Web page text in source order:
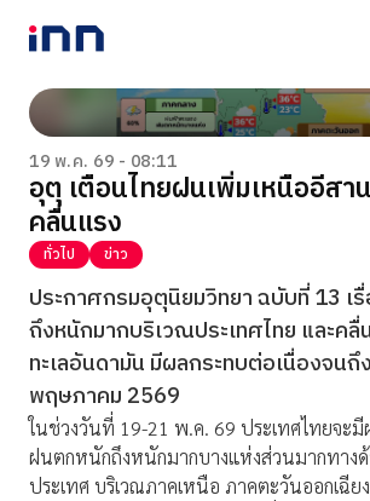
NEWS
ENTERTAINMENT
LIFESTYLE
HOROSCOPE
LOTTERY
VIDEO
ร่วมด้วยช่วยกัน
19 พ.ค. 69 - 08:11
อุตุ เตือนไทยฝนเพิ่มเหนืออีสา
คลื่นแรง
ทั่วไป ข่าว
ประกาศกรมอุตุนิยมวิทยา ฉบับที่ 13 เ
ถึงหนักมากบริเวณประเทศไทย และค
ทะเลอันดามัน มีผลกระทบต่อเนื่องจน
พฤษภาคม 2569
ในช่วงวันที่ 19-21 พ.ค. 69 ประเทศไทยจะ
ฝนตกหนักถึงหนักมากบางแห่งส่วนมากทาง
ประเทศ บริเวณภาคเหนือ ภาคตะวันออกเฉี